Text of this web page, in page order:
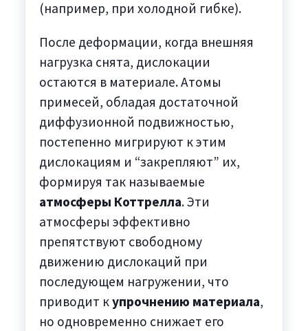
(например, при холодной гибке).
После деформации, когда внешняя
нагрузка снята, дислокации
остаются в материале. Атомы
примесей, обладая достаточной
диффузионной подвижностью,
постепенно мигрируют к этим
дислокациям и “закрепляют” их,
формируя так называемые
атмосферы Коттрелла. Эти
атмосферы эффективно
препятствуют свободному
движению дислокаций при
последующем нагружении, что
приводит купрочнению материала,
но одновременно снижает его